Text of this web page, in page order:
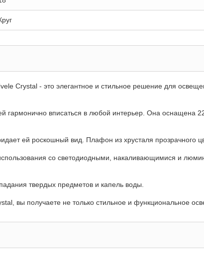
Crystal - это элегантное и стильное решение для
гармонично вписаться в любой интерьер. Она оснащена
ей роскошный вид. Плафон из хрусталя прозрачного
со светодиодными, накаливающимися и
твердых предметов и капель воды.
вы получаете не только стильное и функциональное